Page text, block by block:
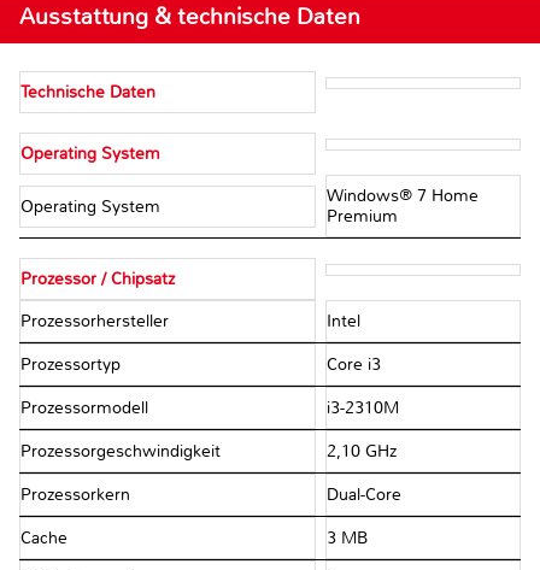
Ausstattung & technische Daten
Technische Daten
Operating System
Operating System
Windows® 7 Home
Premium
Prozessor / Chipsatz
Prozessorhersteller Intel
Prozessortyp Core i3
Prozessormodell i3-2310M
Prozessorgeschwindigkeit 2,10 GHz
Prozessorkern Dual-Core
Cache 3 MB